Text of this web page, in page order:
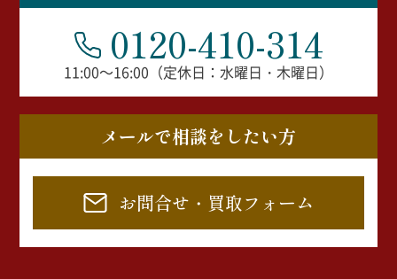
0120-410-314
11:00～16:00（定休日：水曜日・木曜日）
メールで相談をしたい方
お問合せ・買取フォーム